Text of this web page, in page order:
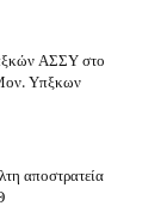
ΑΣΣΥ στο
Υπξκων
αποστρατεία